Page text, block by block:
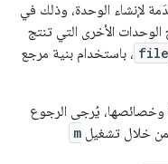
لإنشاء الوحدة، وذلك في
الأخرى التي تنتج
، باستخدام بنية مرجع
وخصائصها، يُرجى الرجوع
m